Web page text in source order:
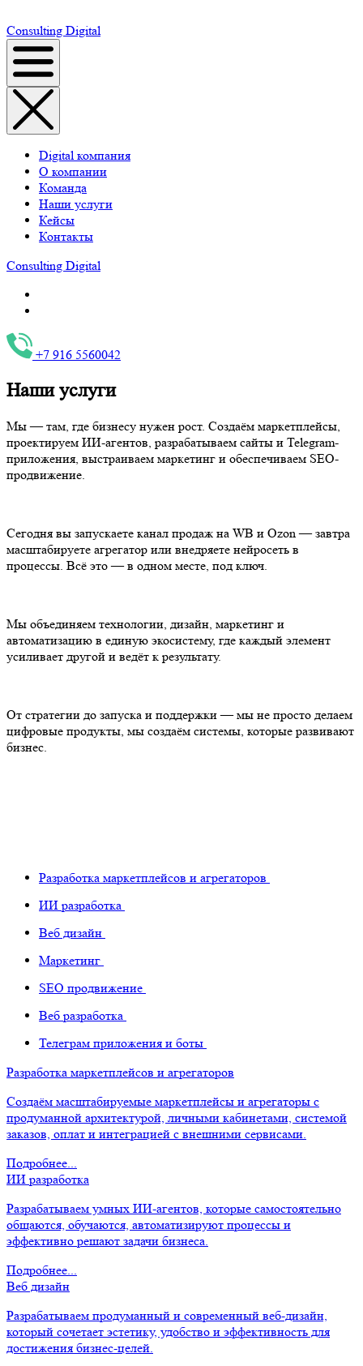
Consulting Digital
Digital компания
О компании
Команда
Наши услуги
Кейсы
Контакты
Consulting Digital
+7 916 5560042
Наши услуги
Мы — там, где бизнесу нужен рост. Создаём маркетплейсы,
проектируем ИИ-агентов, разрабатываем сайты и Telegram-
приложения, выстраиваем маркетинг и обеспечиваем SEO-
продвижение.
Сегодня вы запускаете канал продаж на WB и Ozon — завтра
масштабируете агрегатор или внедряете нейросеть в
процессы. Всё это — в одном месте, под ключ.
Мы объединяем технологии, дизайн, маркетинг и
автоматизацию в единую экосистему, где каждый элемент
усиливает другой и ведёт к результату.
От стратегии до запуска и поддержки — мы не просто делаем
цифровые продукты, мы создаём системы, которые развивают
бизнес.
Разработка маркетплейсов и агрегаторов
ИИ разработка
Веб дизайн
Маркетинг
SEO продвижение
Веб разработка
Телеграм приложения и боты
Разработка маркетплейсов и агрегаторов
Создаём масштабируемые маркетплейсы и агрегаторы с
продуманной архитектурой, личными кабинетами, системой
заказов, оплат и интеграцией с внешними сервисами.
Подробнее...
ИИ разработка
Разрабатываем умных ИИ-агентов, которые самостоятельно
общаются, обучаются, автоматизируют процессы и
эффективно решают задачи бизнеса.
Подробнее...
Веб дизайн
Разрабатываем продуманный и современный веб-дизайн,
который сочетает эстетику, удобство и эффективность для
достижения бизнес-целей.